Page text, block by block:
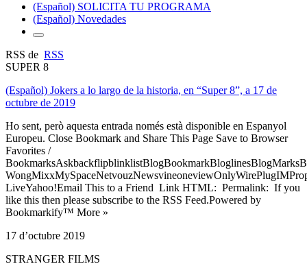
(Español) SOLICITA TU PROGRAMA
(Español) Novedades
RSS de RSS
SUPER 8
(Español) Jokers a lo largo de la historia, en “Super 8”, a 17 de
octubre de 2019
Ho sent, però aquesta entrada només està disponible en Espanyol
Europeu. Close Bookmark and Share This Page Save to Browser
Favorites /
LiveYahoo!Email This to a Friend Link HTML: Permalink: If you
like this then please subscribe to the RSS Feed.Powered by
Bookmarkify™ More »
17 d’octubre 2019
STRANGER FILMS